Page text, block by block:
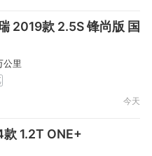
2019款 2.5S 锋尚版 国
公里
今天
1.2T ONE+